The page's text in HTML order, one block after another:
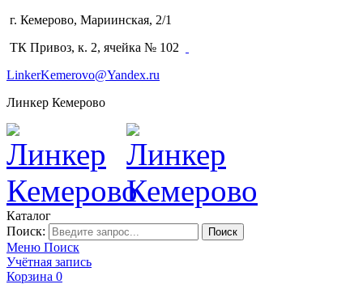
г. Кемерово, Мариинская, 2/1
ТК Привоз, к. 2, ячейка № 102
LinkerKemerovo@Yandex.ru
Линкер Кемерово
Каталог
Поиск:
Поиск
Меню Поиск
Учётная запись
Корзина 0